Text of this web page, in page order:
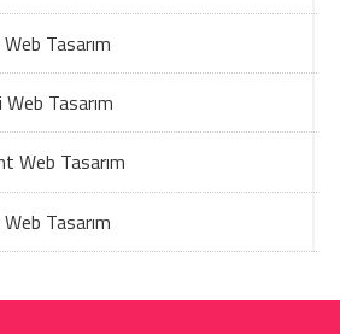
Tasarım
Tasarım
Web Tasarım
Tasarım